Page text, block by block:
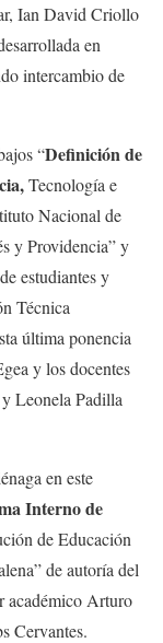
Ian David Criollo
en
intercambio de
“Definición de
Tecnología e
Nacional de
y Providencia” y
estudiantes y
Técnica
última ponencia
y los docentes
Leonela Padilla
en este
Interno de
de Educación
de autoría del
académico Arturo
Cervantes.